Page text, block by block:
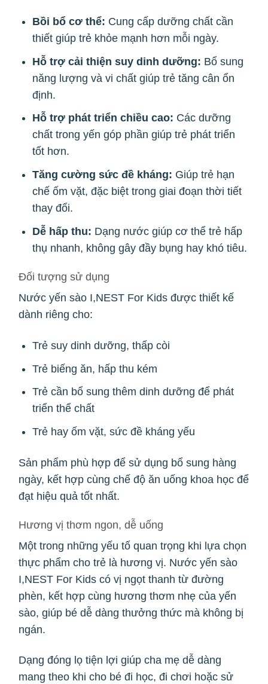
Bồi bổ cơ thể: Cung cấp dưỡng chất cần
thiết giúp trẻ khỏe mạnh hơn mỗi ngày.
Hỗ trợ cải thiện suy dinh dưỡng: Bổ sung
năng lượng và vi chất giúp trẻ tăng cân ổn
định.
Hỗ trợ phát triển chiều cao: Các dưỡng
chất trong yến góp phần giúp trẻ phát triển
tốt hơn.
Tăng cường sức đề kháng: Giúp trẻ hạn
chế ốm vặt, đặc biệt trong giai đoạn thời tiết
thay đổi.
Dễ hấp thu: Dạng nước giúp cơ thể trẻ hấp
thụ nhanh, không gây đầy bụng hay khó tiêu.
Đối tượng sử dụng
Nước yến sào I,NEST For Kids được thiết kế
dành riêng cho:
Trẻ suy dinh dưỡng, thấp còi
Trẻ biếng ăn, hấp thu kém
Trẻ cần bổ sung thêm dinh dưỡng để phát
triển thể chất
Trẻ hay ốm vặt, sức đề kháng yếu
Sản phẩm phù hợp để sử dụng bổ sung hàng
ngày, kết hợp cùng chế độ ăn uống khoa học để
đạt hiệu quả tốt nhất.
Hương vị thơm ngon, dễ uống
Một trong những yếu tố quan trọng khi lựa chọn
thực phẩm cho trẻ là hương vị. Nước yến sào
I,NEST For Kids có vị ngọt thanh từ đường
phèn, kết hợp cùng hương thơm nhẹ của yến
sào, giúp bé dễ dàng thưởng thức mà không bị
ngán.
Dạng đóng lọ tiện lợi giúp cha mẹ dễ dàng
mang theo khi cho bé đi học, đi chơi hoặc sử